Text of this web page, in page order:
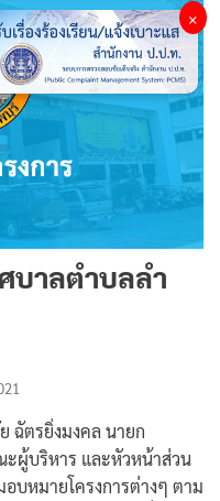
บาลตำบลลำ
ฉัตรยิ่งมงคล นายก
ผู้บริหาร และหัวหน้าส่วน
บหมายโครงการต่างๆ ตาม
×